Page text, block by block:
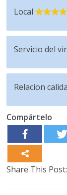
Local
Servicio del
Relacion
Compártelo
Share This Post: